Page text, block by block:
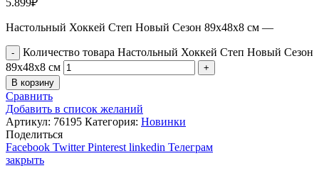
Настольный Хоккей Степ Новый Сезон 89х48х8 см —
Количество товара Настольный Хоккей Степ Новый Сезон
89х48х8 см
В корзину
Сравнить
Добавить в список желаний
Артикул: 76195 Категория: Новинки
Поделиться
Facebook Twitter Pinterest linkedin Телеграм
закрыть